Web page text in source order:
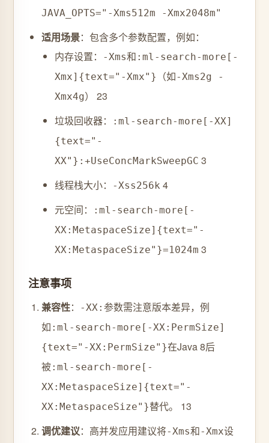
JAVA_OPTS="-Xms512m -Xmx2048m"
适用场景‌：包含多个参数配置，例如：
内存设置：
-Xms和 :ml-search-more[-
Xmx]{text="-Xmx"}
（如-Xms2g -
Xmx4g） ‌ 23
垃圾回收器：
:ml-search-more[-XX]
{text="-
XX"}:+UseConcMarkSweepGC 3
线程栈大小：
-Xss256k 4
元空间：
:ml-search-more[-
XX:MetaspaceSize]{text="-
XX:MetaspaceSize"}=1024m 3
注意事项
兼容性‌： -XX: 参数需注意版本差异，例
如 :ml-search-more[-XX:PermSize]
{text="-XX:PermSize"}在Java 8后
被:ml-search-more[-
XX:MetaspaceSize]{text="-
XX:MetaspaceSize"}替代。 ‌ 13
调优建议‌：高并发应用建议将-Xms和-Xmx设